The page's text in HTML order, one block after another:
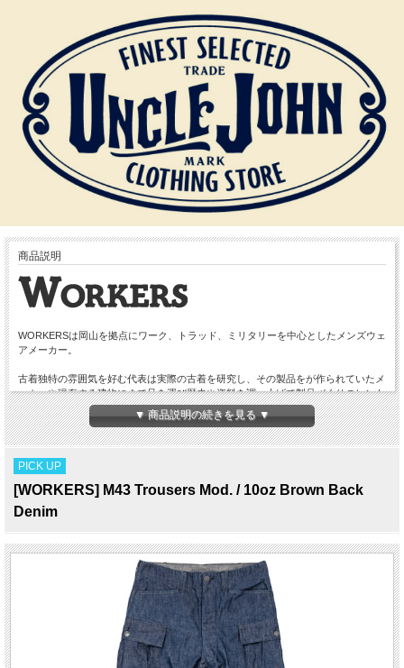
商品説明
WORKERSは岡山を拠点にワーク、トラッド、ミリタリーを中心としたメンズウェ
アメーカー。
古着独特の雰囲気を好む代表は実際の古着を研究し、その製品をが作られていたメ
ーカーや現存する建物にまで足を運び歴史や資料を調べ上げて製品づくりのヒント
にしています。
自分で工程を理解し、各工程ごとの専用の設備を要した工場でのみ生産を行ってい
ます。
そのクオリティーの高さとユニークさでJ.CREWやINVENTORYをはじめ海外から
▼ 商品説明の続きを見る ▼
PICK UP
[WORKERS] M43 Trousers Mod. / 10oz Brown Back
Denim